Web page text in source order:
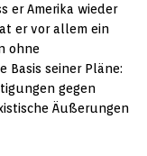
er Amerika wieder
er vor allem ein
ohne
Basis seiner Pläne:
gegen
Äußerungen